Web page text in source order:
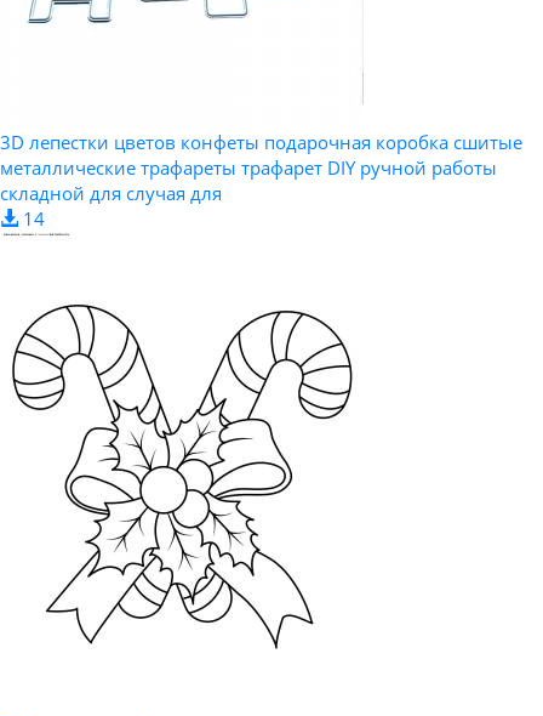
3D лепестки цветов конфеты подарочная коробка сшитые
металлические трафареты трафарет DIY ручной работы
складной для случая для
14